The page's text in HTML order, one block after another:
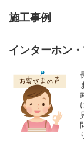
施工事例
インターホン